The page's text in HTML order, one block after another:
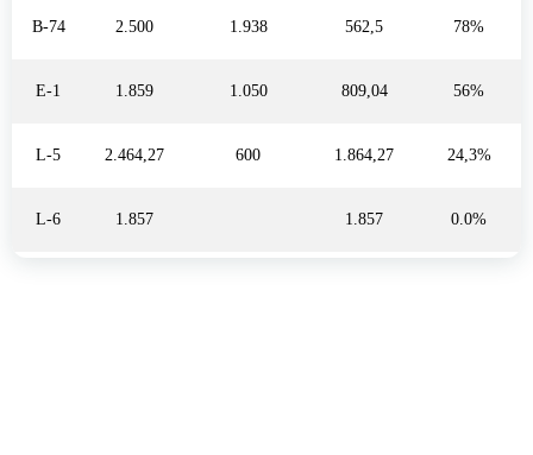
B-74 2.500 1.938 562,5 78%
E-1 1.859 1.050 809,04 56%
L-5 2.464,27 600 1.864,27 24,3%
L-6 1.857 1.857 0.0%